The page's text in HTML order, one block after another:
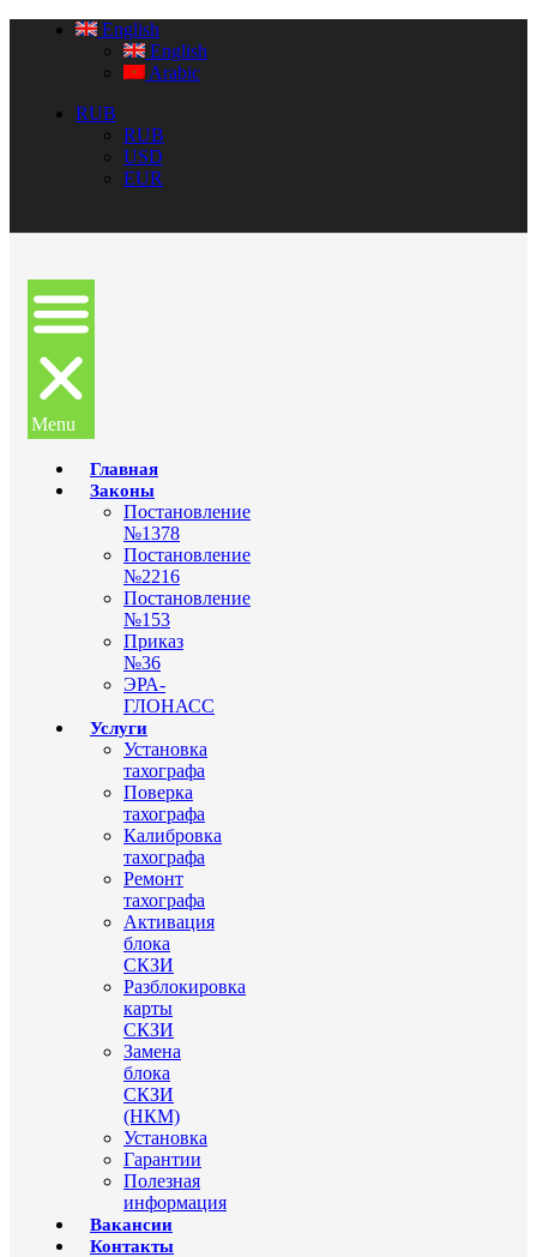
English
English
Arabic
RUB
RUB
USD
EUR
Menu
Главная
Законы
Постановление
№1378
Постановление
№2216
Постановление
№153
Приказ
№36
ЭРА-
ГЛОНАСС
Услуги
Установка
тахографа
Поверка
тахографа
Калибровка
тахографа
Ремонт
тахографа
Активация
блока
СКЗИ
Разблокировка
карты
СКЗИ
Замена
блока
СКЗИ
(НКМ)
Установка
Гарантии
Полезная
информация
Вакансии
Контакты